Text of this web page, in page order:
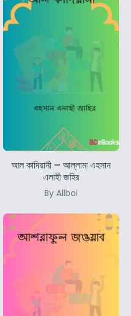
আল কাদিয়ানী – আল্লামা এহসান
এলাহী জহির
By Allboi